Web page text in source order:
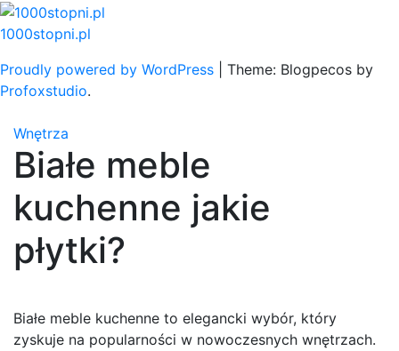
Skip
to
1000stopni.pl
Proudly powered by WordPress
Theme: Blogpecos by
Profoxstudio.
Wnętrza
Białe meble
kuchenne jakie
płytki?
Białe meble kuchenne to elegancki wybór, który
zyskuje na popularności w nowoczesnych wnętrzach.